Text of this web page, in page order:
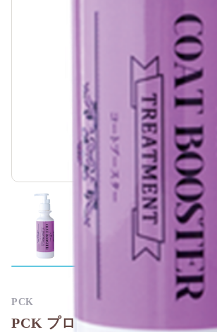
PCK プロシリーズ コートブー
PCK